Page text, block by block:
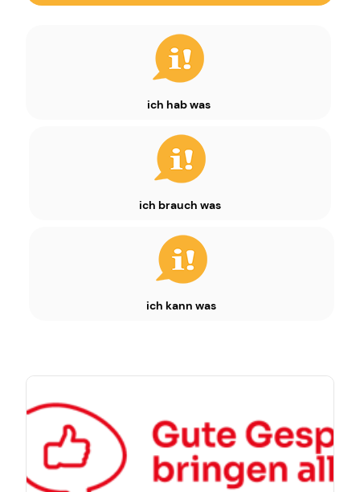
ich hab was
ich brauch was
ich kann was